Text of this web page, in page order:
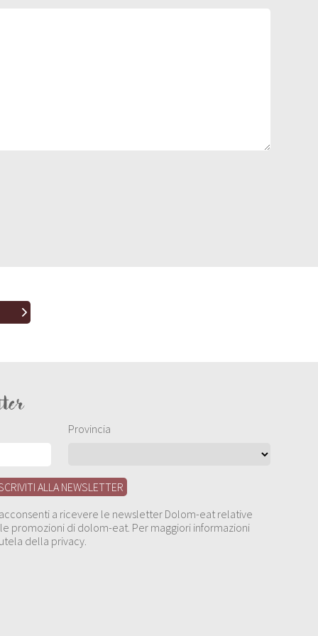
Provincia
a ricevere le newsletter Dolom-eat relative
promozioni di dolom-eat. Per maggiori informazioni
della privacy.